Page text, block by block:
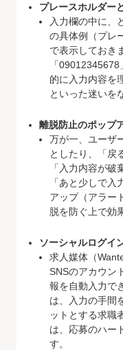
プレースホルダー
入力欄の中に、
の具体例（プレ
で表示しておき
「
的に入力内容を
といった迷いを
離脱防止のポップ
万が一、ユーザ
としたり、「戻
「入力内容が破
「あと少しで
アップ（アラー
脱を防ぐ上で効
ソーシャルログイ
求人媒体（
SNSのアカウン
報を自動入力で
は、入力の手間
ットとする求職
は、応募のハー
す。